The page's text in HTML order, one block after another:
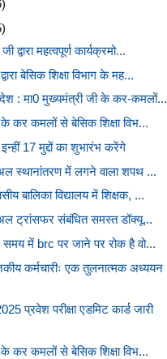
द्वारा महत्वपूर्ण कार्यक्रमो...
बेसिक शिक्षा विभाग के मह...
: मा0 मुख्यमंत्री जी के कर-कमलों...
कर कमलों से बेसिक शिक्षा विभ...
17 मुद्दों का शुभारंभ करेंगे
स्थानांतरण में लगने वाला शपथ ...
बालिका विद्यालय में शिक्षक, ...
ट्रांसफर संबंधित समस्त डॉक्यू...
में brc पर जाने पर रोक है वो...
कर्मचारीः एक तुलनात्मक अध्ययन
प्रवेश परीक्षा एडमिट कार्ड जारी
कर कमलों से बेसिक शिक्षा विभ...